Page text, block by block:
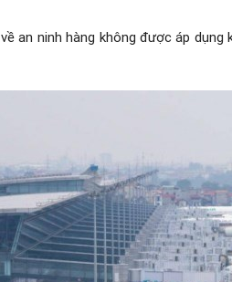
an ninh hàng không được áp